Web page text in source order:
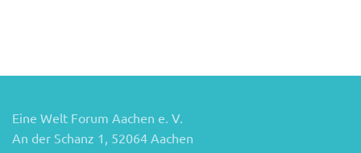
Eine Welt Forum Aachen e. V.
An der Schanz 1, 52064 Aachen